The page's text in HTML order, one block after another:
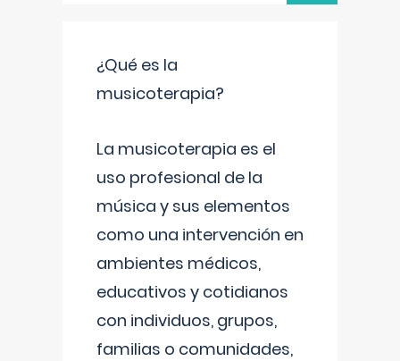
¿Qué es la
musicoterapia?
La musicoterapia es el
uso profesional de la
música y sus elementos
como una intervención en
ambientes médicos,
educativos y cotidianos
con individuos, grupos,
familias o comunidades,